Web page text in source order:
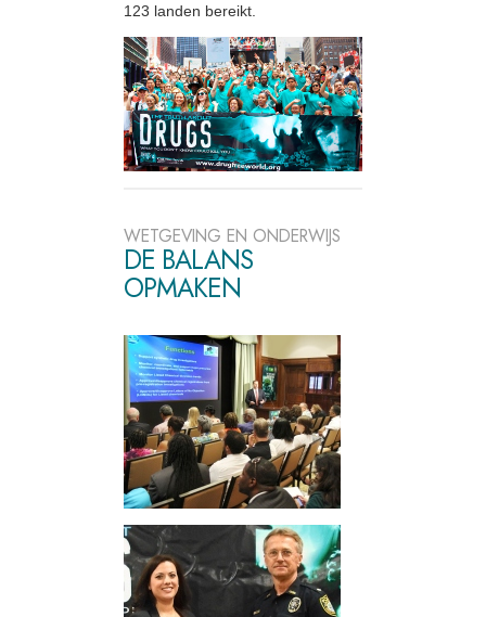
123 landen bereikt.
WETGEVING EN ONDERWIJS
DE BALANS
OPMAKEN